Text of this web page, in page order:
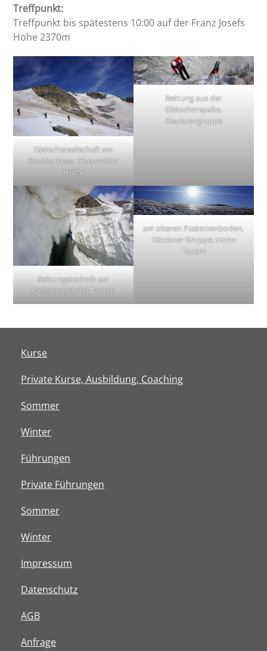
Treffpunkt:
Treffpunkt bis spätestens 10:00 auf der Franz Josefs
Höhe 2370m
Gletscherseilschaft am
Bockkarkees, Oberwalder
Hütte
Rettung aus der
Gletscherspalte,
Glocknergruppe
Rettungstechnik am
Gletscher, Hohe Tauern
am oberen Pasterzenboden,
Glockner Gruppe, Hohe
Tauern
Kurse
Private Kurse, Ausbildung, Coaching
Sommer
Winter
Führungen
Private Führungen
Sommer
Winter
Impressum
Datenschutz
AGB
Anfrage